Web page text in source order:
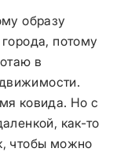
образу
потому
в
ковида. Но с
как-то
чтобы можно